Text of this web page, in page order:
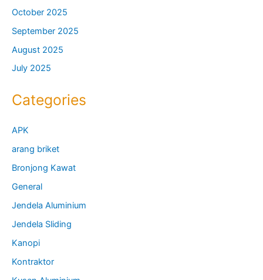
October 2025
September 2025
August 2025
July 2025
Categories
APK
arang briket
Bronjong Kawat
General
Jendela Aluminium
Jendela Sliding
Kanopi
Kontraktor